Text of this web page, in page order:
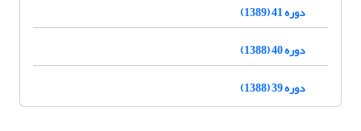
دوره 41 (1389)
دوره 40 (1388)
دوره 39 (1388)